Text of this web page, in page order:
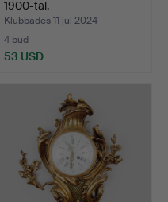
1900-tal.
Klubbades 11 jul 2024
4 bud
53 USD